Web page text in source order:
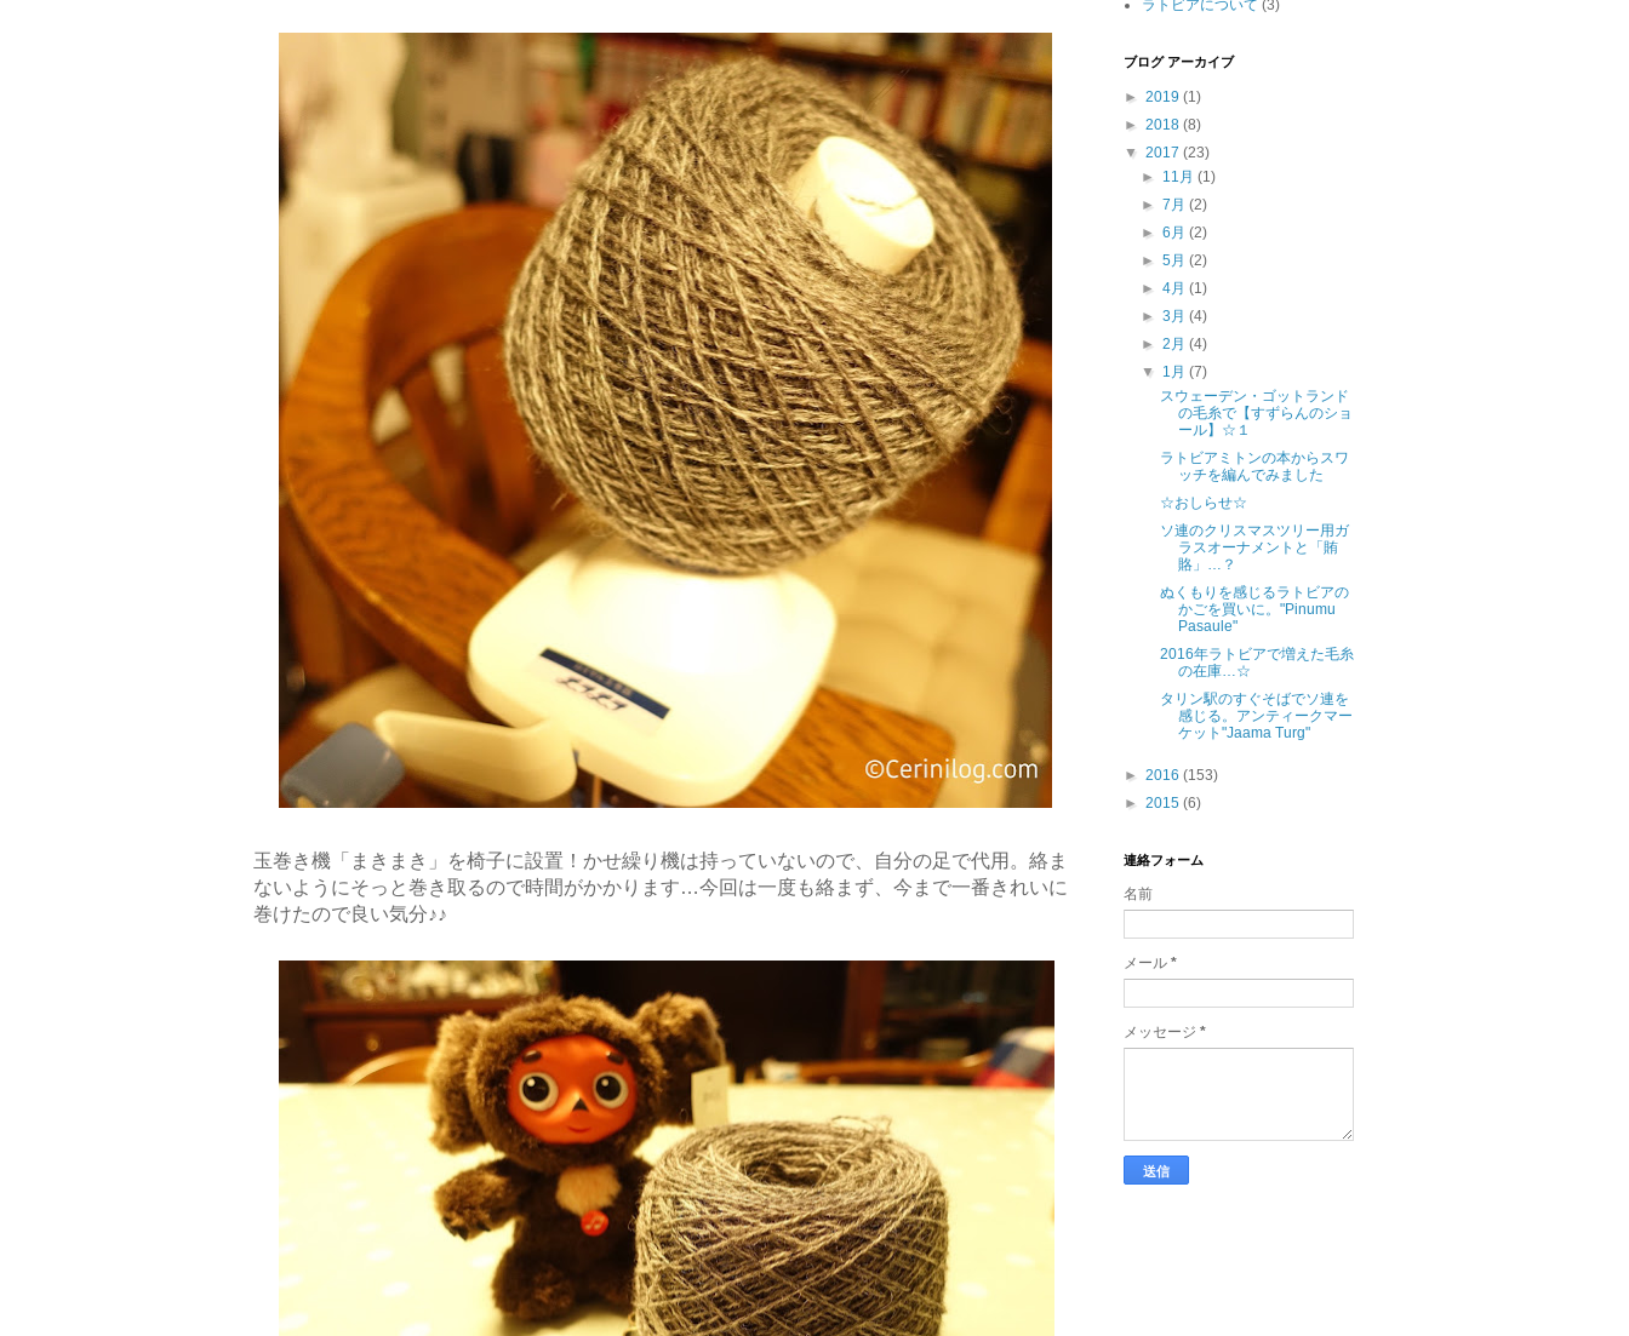
玉巻き機「まきまき」を椅子に設置！かせ繰り機は持っていないので、自分の足で代用。絡ま
ないようにそっと巻き取るので時間がかかります…今回は一度も絡まず、今まで一番きれいに
巻けたので良い気分♪♪
ラトビアについて (3)
ブログ アーカイブ
► 2019 (1)
► 2018 (8)
▼ 2017 (23)
► 11月(1)
►7月(2)
►6月(2)
►5月(2)
►4月(1)
►3月(4)
►2月(4)
▼ 1月(7)
スウェーデン・ゴットランド
の毛糸で【すずらんのショ
ール】☆１
ラトビアミトンの本からスワ
ッチを編んでみました
☆おしらせ☆
ソ連のクリスマスツリー用ガ
ラスオーナメントと「賄
賂」…？
ぬくもりを感じるラトビアの
かごを買いに。"Pinumu
Pasaule"
2016年ラトビアで増えた毛糸
の在庫…☆
タリン駅のすぐそばでソ連を
感じる。アンティークマー
ケット"Jaama Turg"
► 2016 (153)
► 2015 (6)
連絡フォーム
名前
メール *
メッセージ *